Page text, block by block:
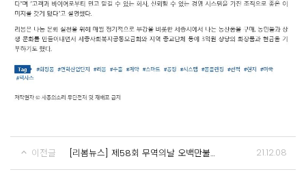
이전글 [리봄뉴스] 제58회 무역의날 오백만불 수출의 탑 수상 21.12.08